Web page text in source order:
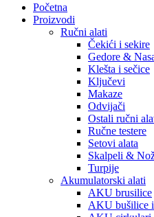
Početna
Proizvodi
Ručni alati
Čekići i sekire
Gedore &
Klešta i sečice
Ključevi
Makaze
Odvijači
Ostali ručni
Ručne testere
Setovi alata
Skalpeli &
Turpije
Akumulatorski alati
AKU brusilice
AKU bušilice